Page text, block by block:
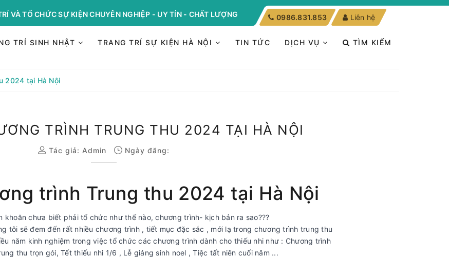
VÀ TỔ CHỨC SỰ KIỆN CHUYÊN NGHIỆP - UY TÍN - CHẤT LƯỢNG 0986.831.853 Liên hệ
TRÍ SINH NHẬT TRANG TRÍ SỰ KIỆN HÀ NỘI TIN TỨC DỊCH VỤ TÌM KIẾM
2024 tại Hà Nội
TRÌNH TRUNG THU 2024 TẠI HÀ NỘI
Tác giả: Admin Ngày đăng:
trình Trung thu 2024 tại Hà Nội
khoăn chưa biết phải tổ chức như thế nào, chương trình- kịch bản ra sao???
tôi sẽ đem đến rất nhiều chương trình , tiết mục đặc sắc , mới lạ trong chương trình trung thu
năm kinh nghiệm trong việc tổ chức các chương trình dành cho thiếu nhi như : Chương trình
thu trọn gói, Tết thiếu nhi 1/6 , Lễ giáng sinh noel , Tiệc tất niên cuối năm ...